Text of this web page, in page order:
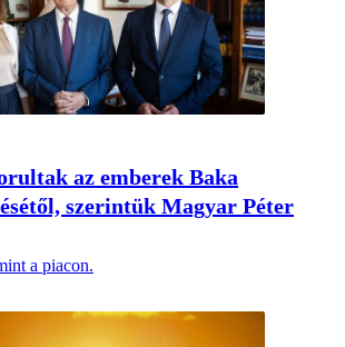
az emberek Baka
szerintük Magyar Péter
a piacon.